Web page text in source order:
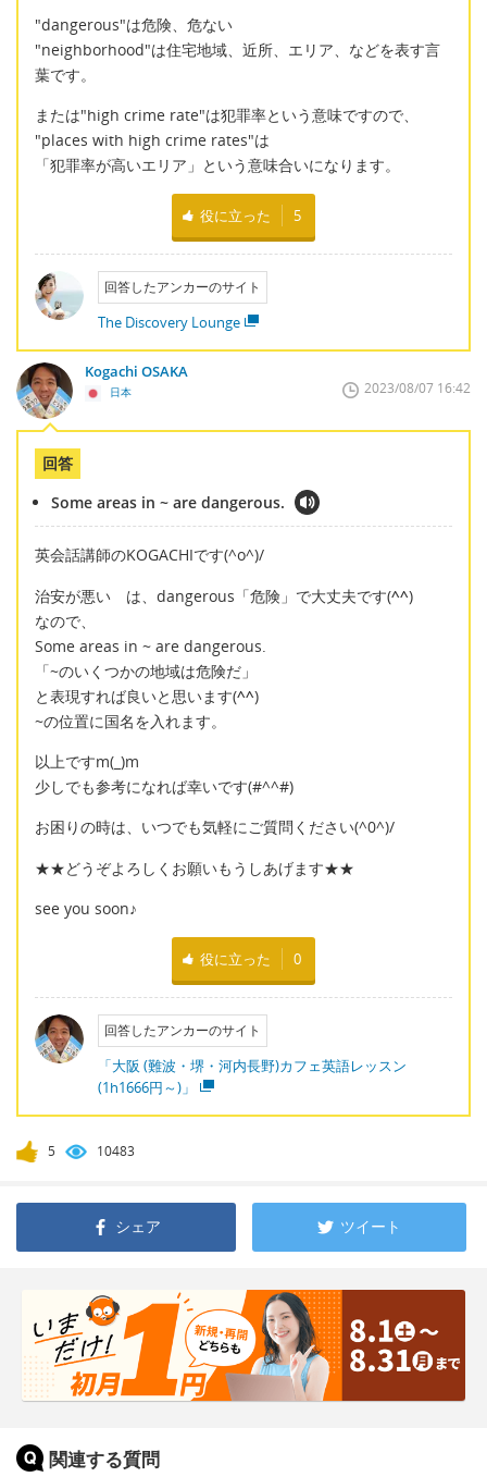
"dangerous"は危険、危ない
"neighborhood"は住宅地域、近所、エリア、などを表す言
葉です。
または"high crime rate"は犯罪率という意味ですので、
"places with high crime rates"は
「犯罪率が高いエリア」という意味合いになります。
役に立った 5
回答したアンカーのサイト
The Discovery Lounge
Kogachi OSAKA
日本 2023/08/07 16:42
回答
Some areas in ~ are dangerous.
英会話講師のKOGACHIです(^o^)/
治安が悪い は、dangerous「危険」で大丈夫です(^^)
なので、
Some areas in ~ are dangerous.
「~のいくつかの地域は危険だ」
と表現すれば良いと思います(^^)
~の位置に国名を入れます。
以上ですm(_)m
少しでも参考になれば幸いです(#^^#)
お困りの時は、いつでも気軽にご質問ください(^0^)/
★★どうぞよろしくお願いもうしあげます★★
see you soon♪
役に立った 0
回答したアンカーのサイト
「大阪 (難波・堺・河内長野)カフェ英語レッスン
(1h1666円～)」
5 10483
シェア ツイート
関連する質問